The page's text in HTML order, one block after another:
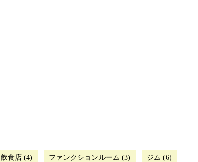
飲食店 (4) ファンクションルーム (3) ジム (6)